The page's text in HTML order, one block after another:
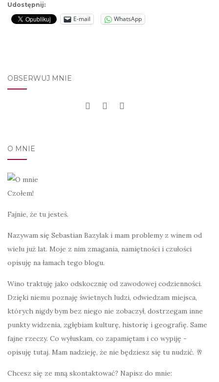
Udostępnij:
E-mail WhatsApp
OBSERWUJ MNIE
O MNIE
Czołem!
Fajnie, że tu jesteś.
Nazywam się Sebastian Bazylak i mam problemy z winem od
wielu już lat. Moje z nim zmagania, namiętności i czułości
opisuję na łamach tego blogu.
Wino traktuję jako odskocznię od zawodowej codzienności.
Dzięki niemu poznaję świetnych ludzi, odwiedzam miejsca,
których nigdy bym bez niego nie zobaczył, dostrzegam inne
punkty widzenia, zgłębiam kulturę, historię i geografię. Same
fajne rzeczy. Co wyłuskam, co zapamiętam i co wypiję -
opisuję tutaj. Mam nadzieję, że nie będziesz się tu nudzić. 🥂
Chcesz się ze mną skontaktować? Napisz do mnie: